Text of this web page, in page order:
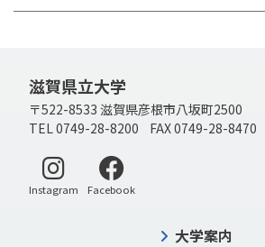
滋賀県立大学
〒522-8533 滋賀県彦根市八坂町2500
TEL 0749-28-8200 FAX 0749-28-8470
Instagram 別ウィンドウで開く
Facebook別ウィンドウで開く
大学案内